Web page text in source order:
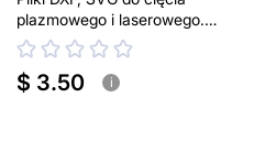
plazmowego i laserowego.
Uchwyt do półki
$ 3.50 i